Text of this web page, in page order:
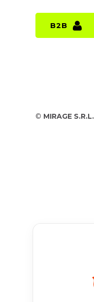
B2B
B2B
© MIRAGE S.R.L.